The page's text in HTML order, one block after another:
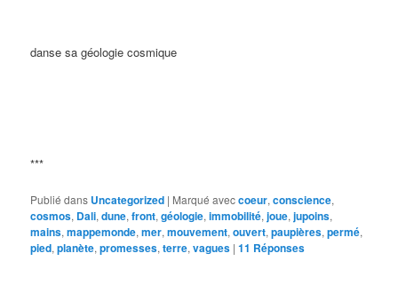
danse sa géologie cosmique
***
Publié dans Uncategorized | Marqué aveccoeur,conscience,
cosmos, Dali,dune,front,géologie,immobilité,joue,jupoins,
mains,mappemonde,mer,mouvement,ouvert,paupières,permé,
pied,planète,promesses,terre,vagues |11 Réponses